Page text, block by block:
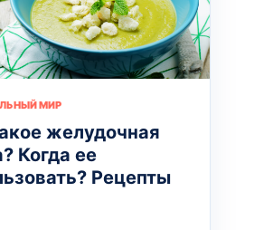
МИР
желудочная
Когда ее
Рецепты